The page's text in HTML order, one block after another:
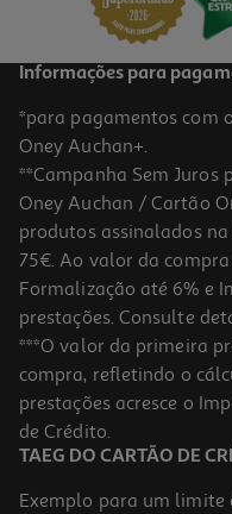
Informações para
*para pagamentos com
Oney Auchan+.
**Campanha Sem Juros
Oney Auchan / Cartão
produtos assinalados
75€. Ao valor da compra
Formalização até 6% e
prestações. Consulte
***O valor da primeira
compra, refletindo o
prestações acresce o
de Crédito.
TAEG DO CARTÃO DE
Exemplo para um limite